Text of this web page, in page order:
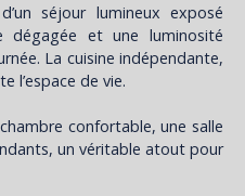
séjour lumineux exposé
et une luminosité
La cuisine indépendante,
l’espace de vie.
confortable, une salle
un véritable atout pour